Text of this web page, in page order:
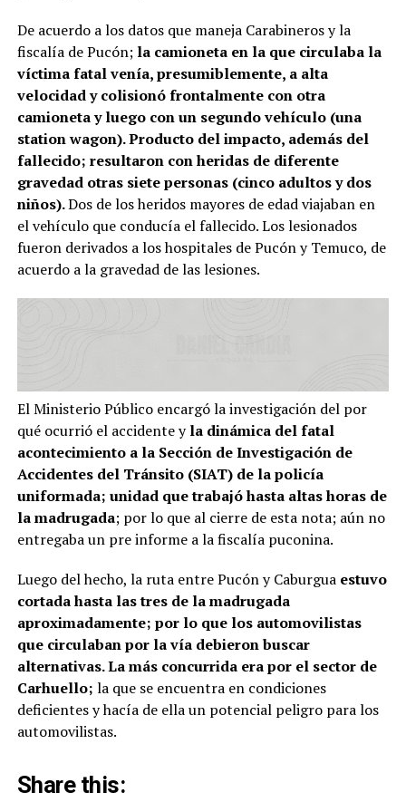
De acuerdo a los datos que maneja Carabineros y la
fiscalía de Pucón;la camioneta en la que circulaba la
víctima fatal venía, presumiblemente, a alta
velocidad y colisionó frontalmente con otra
camioneta y luego con un segundo vehículo (una
station wagon). Producto del impacto, además del
fallecido; resultaron con heridas de diferente
gravedad otras siete personas (cinco adultos y dos
niños).Dos de los heridos mayores de edad viajaban en
el vehículo que conducía el fallecido. Los lesionados
fueron derivados a los hospitales de Pucón y Temuco, de
acuerdo a la gravedad de las lesiones.
El Ministerio Público encargó la investigación del por
qué ocurrió el accidente yla dinámica del fatal
acontecimiento a la Sección de Investigación de
Accidentes del Tránsito (SIAT) de la policía
uniformada; unidad que trabajó hasta altas horas de
la madrugada; por lo que al cierre de esta nota; aún no
entregaba un pre informe a la fiscalía puconina.
Luego del hecho, la ruta entre Pucón y Caburgua estuvo
cortada hasta las tres de la madrugada
aproximadamente; por lo que los automovilistas
que circulaban por la vía debieron buscar
alternativas. La más concurrida era por el sector de
Carhuello; la que se encuentra en condiciones
deficientes y hacía de ella un potencial peligro para los
automovilistas.
Share this: